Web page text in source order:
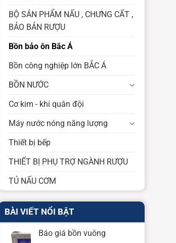
BỘ SẢN PHẨM NẤU , CHƯNG CẤT ,
BẢO BẢN RƯỢU
Bồn bảo ôn Bắc Á
Bồn công nghiệp lớn BẮC Á
BỒN NƯỚC
Cơ kim - khí quân đội
Máy nước nóng năng lượng
Thiết bị bếp
THIẾT BỊ PHỤ TRỢ NGÀNH RƯỢU
TỦ NẤU CƠM
BÀI VIẾT NỔI BẬT
Báo giá bồn vuông